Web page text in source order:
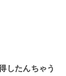
したんちゃう